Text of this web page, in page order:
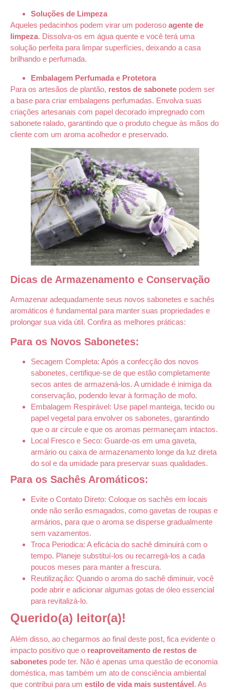
Soluções de Limpeza
Aqueles pedacinhos podem virar um poderoso agente de
limpeza. Dissolva-os em água quente e você terá uma
solução perfeita para limpar superfícies, deixando a casa
brilhando e perfumada.
Embalagem Perfumada e Protetora
Para os artesãos de plantão, restos de sabonete podem ser
a base para criar embalagens perfumadas. Envolva suas
criações artesanais com papel decorado impregnado com
sabonete ralado, garantindo que o produto chegue às mãos do
cliente com um aroma acolhedor e preservado.
Dicas de Armazenamento e Conservação
Armazenar adequadamente seus novos sabonetes e sachês
aromáticos é fundamental para manter suas propriedades e
prolongar sua vida útil. Confira as melhores práticas:
Para os Novos Sabonetes:
Secagem Completa: Após a confecção dos novos
sabonetes, certifique-se de que estão completamente
secos antes de armazená-los. A umidade é inimiga da
conservação, podendo levar à formação de mofo.
Embalagem Respirável: Use papel manteiga, tecido ou
papel vegetal para envolver os sabonetes, garantindo
que o ar circule e que os aromas permaneçam intactos.
Local Fresco e Seco: Guarde-os em uma gaveta,
armário ou caixa de armazenamento longe da luz direta
do sol e da umidade para preservar suas qualidades.
Para os Sachês Aromáticos:
Evite o Contato Direto: Coloque os sachês em locais
onde não serão esmagados, como gavetas de roupas e
armários, para que o aroma se disperse gradualmente
sem vazamentos.
Troca Periodica: A eficácia do sachê diminuirá com o
tempo. Planeje substituí-los ou recarregá-los a cada
poucos meses para manter a frescura.
Reutilização: Quando o aroma do sachê diminuir, você
pode abrir e adicionar algumas gotas de óleo essencial
para revitalizá-lo.
Querido(a) leitor(a)!
Além disso, ao chegarmos ao final deste post, fica evidente o
impacto positivo que o reaproveitamento de restos de
sabonetes pode ter. Não é apenas uma questão de economia
doméstica, mas também um ato de consciência ambiental
que contribui para um estilo de vida mais sustentável. As